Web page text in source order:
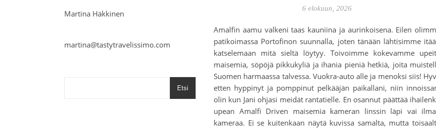
Martina Häkkinen
martina@tastytravelissimo.com
Etsi
6 elokuun, 2026
Amalfin aamu valkeni taas kauniina ja aurinkoisena. Eilen
patikoimassa Portofinon suunnalla, joten tänään lähtisimme
katselemaan mitä sieltä löytyy. Toivoimme kokevamme
maisemia, söpöjä pikkukyliä ja ihania pieniä hetkiä, joita
Suomen harmaassa talvessa. Vuokra-auto alle ja menoksi siis!
etten hyppinyt ja pomppinut pelkääjän paikallani, niin
olin kun Jani ohjasi meidät rantatielle. En osannut päättää
upean Amalfi Driven maisemia kameran linssin läpi vai
kameraa. Ei se kuitenkaan näytä kuvissa samalta, mutta